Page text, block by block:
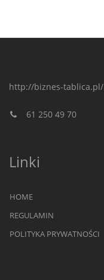
http://biznes-tablica.pl/
61 250 49 70
Linki
HOME
REGULAMIN
POLITYKA PRYWATNOŚCI